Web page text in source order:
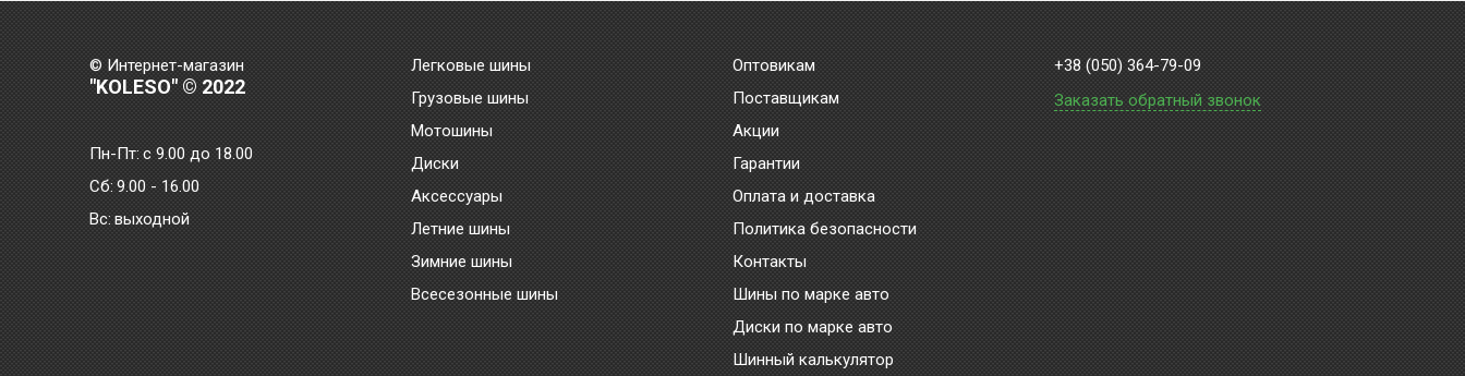
© Интернет-магазин
"KOLESO" © 2022
Пн-Пт:с 9.00 до 18.00
Сб: 9.00 - 16.00
Bc: выходной
Легковые шины
Грузовые шины
Мотошины
Диски
Аксессуары
Летние шины
Зимние шины
Всесезонные шины
Оптовикам
Поставщикам
Акции
Гарантии
Оплата и доставка
Политика безопасности
Контакты
Шины по марке авто
Диски по марке авто
Шинный калькулятор
+38 (050) 364-79-09
Заказать обратный звонок